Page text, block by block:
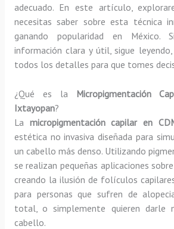
adecuado. En este artículo,
necesitas saber sobre esta técnica
ganando popularidad en México.
información clara y útil, sigue
todos los detalles para que tomes
¿Qué es la Micropigmentación
Ixtayopan?
La micropigmentación capilar en
estética no invasiva diseñada para
un cabello más denso. Utilizando
se realizan pequeñas aplicaciones
creando la ilusión de folículos
para personas que sufren de
total, o simplemente quieren darle
cabello.